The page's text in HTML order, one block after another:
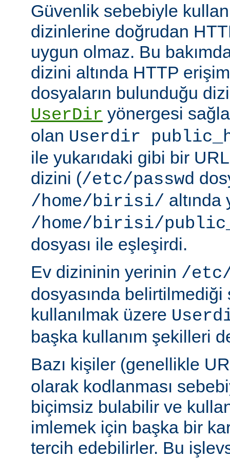
Güvenlik sebebiyle
dizinlerine doğrudan
uygun olmaz. Bu
dizini altında HTTP
dosyaların bulunduğu
UserDir yönergesi
olan Userdir
ile yukarıdaki gibi bir URL
dizini (/etc/passwd
/home/birisi/ altında
/home/birisi/
dosyası ile eşleşirdi.
Ev dizininin yerinin /etc/
dosyasında belirtilmediği
kullanılmak üzere
başka kullanım şekilleri
Bazı kişiler (genellikle
olarak kodlanması
biçimsiz bulabilir ve
imlemek için başka bir
tercih edebilirler. Bu